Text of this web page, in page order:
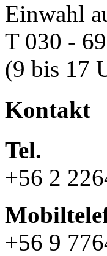
Einwahl
T 030 -
(9 bis 17
Kontakt
Tel.
+56 2
+56 9